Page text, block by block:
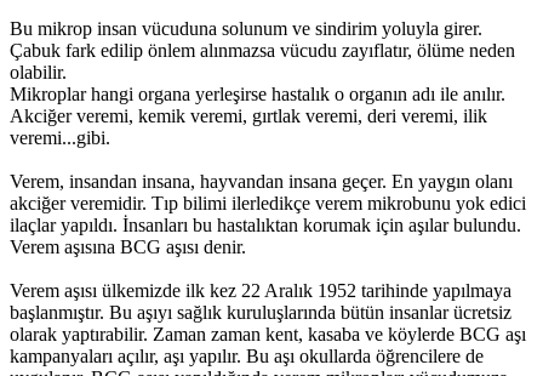
Bu mikrop insan vücuduna solunum ve sindirim yoluyla girer.
Çabuk fark edilip önlem alınmazsa vücudu zayıflatır, ölüme neden
olabilir.
Mikroplar hangi organa yerleşirse hastalık o organın adı ile anılır.
Akciğer veremi, kemik veremi, gırtlak veremi, deri veremi, ilik
veremi...gibi.
Verem, insandan insana, hayvandan insana geçer. En yaygın olanı
akciğer veremidir. Tıp bilimi ilerledikçe verem mikrobunu yok edici
ilaçlar yapıldı. İnsanları bu hastalıktan korumak için aşılar bulundu.
Verem aşısına BCG aşısı denir.
Verem aşısı ülkemizde ilk kez 22 Aralık 1952 tarihinde yapılmaya
başlanmıştır. Bu aşıyı sağlık kuruluşlarında bütün insanlar ücretsiz
olarak yaptırabilir. Zaman zaman kent, kasaba ve köylerde BCG aşı
kampanyaları açılır, aşı yapılır. Bu aşı okullarda öğrencilere de